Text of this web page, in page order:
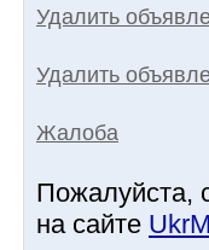
Удалить
Удалить
Жалоба
Пожалуйста,
на сайте